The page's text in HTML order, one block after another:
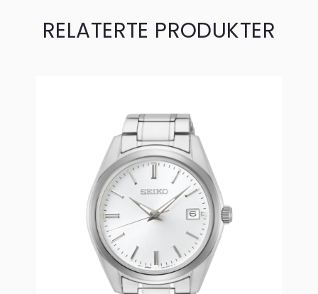
RELATERTE PRODUKTER